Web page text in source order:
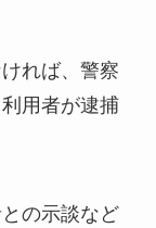
れば、警察
用者が逮捕
の示談など